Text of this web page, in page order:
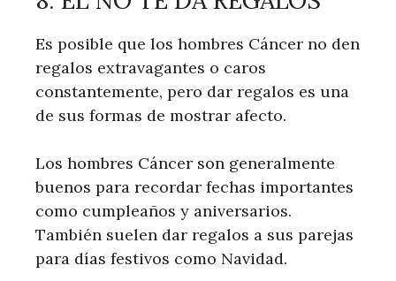
Es posible que los hombres Cáncer no den
regalos extravagantes o caros
constantemente, pero dar regalos es una
de sus formas de mostrar afecto.
Los hombres Cáncer son generalmente
buenos para recordar fechas importantes
como cumpleaños y aniversarios.
También suelen dar regalos a sus parejas
para días festivos como Navidad.